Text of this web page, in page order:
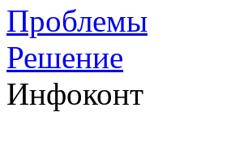
Проблемы
Решение
Инфоконт